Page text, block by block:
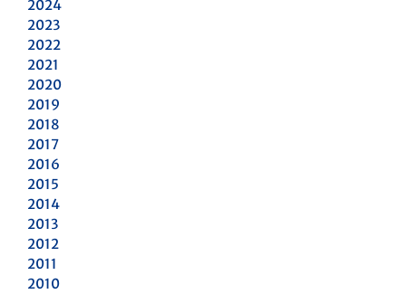
2024
2023
2022
2021
2020
2019
2018
2017
2016
2015
2014
2013
2012
2011
2010